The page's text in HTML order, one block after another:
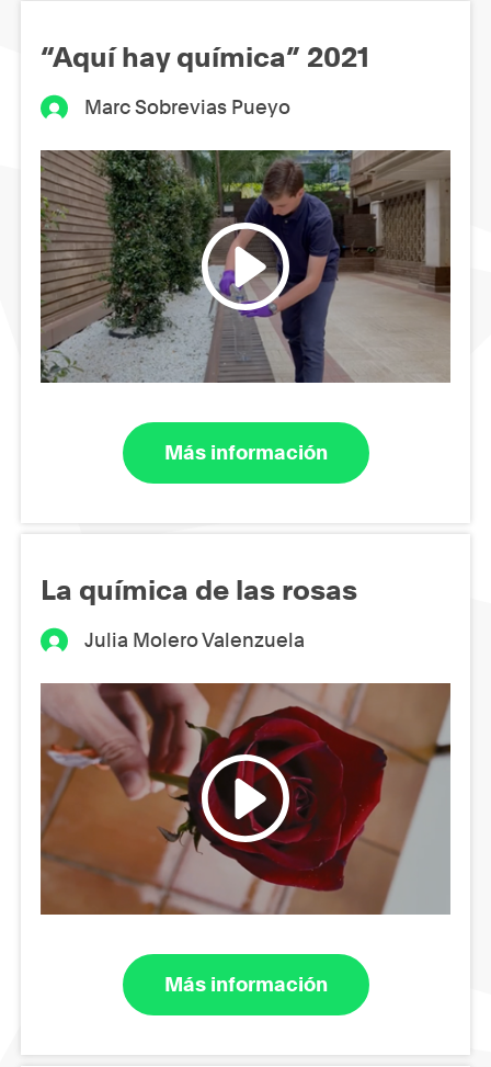
“Aquí hay química” 2021
Marc Sobrevias Pueyo
Más información
La química de las rosas
Julia Molero Valenzuela
Más información